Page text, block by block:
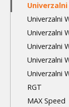
Univerzalni
Univerzalni
Univerzalni
Univerzalni
Univerzalni
RGT
MAX Speed